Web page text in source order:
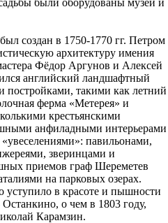
создан в 1750-1770 гг. Петром
архитектуру имения
Фёдор Аргунов и Алексей
английский ландшафтный
такими как летний
ферма «Метерея» и
крестьянскими
анфиладными интерьерами
павильонами,
зверинцами и
приемов граф Шереметев
на парковых озерах.
уступило в красоте и пышности
о чем в 1803 году,
Карамзин.